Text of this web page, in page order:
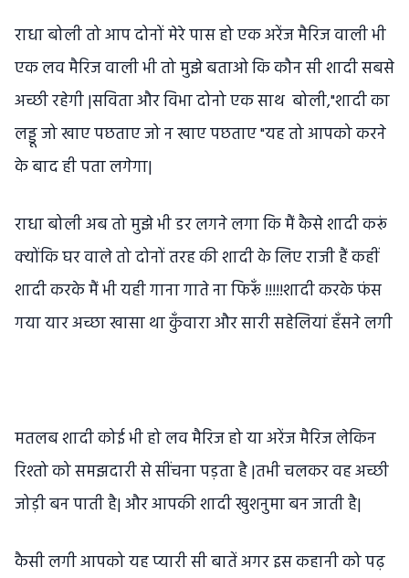
राधा बोली तो आप दोनों मेरे पास हो एक अरेंज मैरिज वाली भी
एक लव मैरिज वाली भी तो मुझे बताओ कि कौन सी शादी सबसे
अच्छी रहेगी |सविता और विभा दोनो एक साथ बोली,"शादी का
लड्डू जो खाए पछताए जो न खाए पछताए "यह तो आपको करने
के बाद ही पता लगेगा|
राधा बोली अब तो मुझे भी डर लगने लगा कि मैं कैसे शादी करूं
क्योंकि घर वाले तो दोनों तरह की शादी के लिए राजी हैं कहीं
शादी करके मैं भी यही गाना गाते ना फिरूँ !!!!!शादी करके फंस
गया यार अच्छा खासा था कुँवारा और सारी सहेलियां हँसने लगी
मतलब शादी कोई भी हो लव मैरिज हो या अरेंज मैरिज लेकिन
रिश्तो को समझदारी से सींचना पड़ता है |तभी चलकर वह अच्छी
जोड़ी बन पाती है| और आपकी शादी खुशनुमा बन जाती है|
कैसी लगी आपको यह प्यारी सी बातें अगर इस कहानी को पढ़